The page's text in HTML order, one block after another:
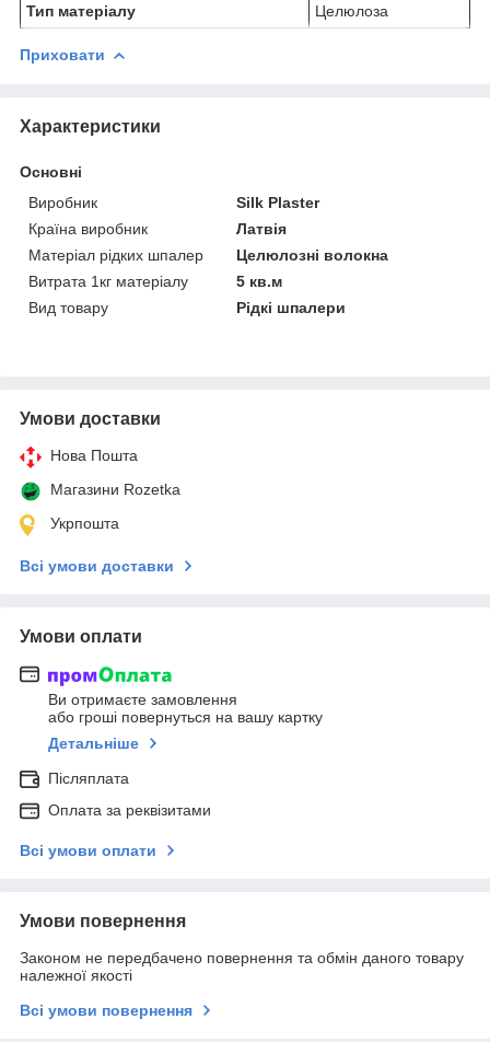
Тип матеріалу
Целюлоза
Приховати
Характеристики
Основні
Виробник
Silk Plaster
Країна виробник
Латвія
Матеріал рідких шпалер
Целюлозні волокна
Витрата 1кг матеріалу
5 кв.м
Вид товару
Рідкі шпалери
Умови доставки
Нова Пошта
Магазини Rozetka
Укрпошта
Всі умови доставки
Умови оплати
Ви отримаєте замовлення
або гроші повернуться на вашу картку
Детальніше
Післяплата
Оплата за реквізитами
Всі умови оплати
Умови повернення
Законом не передбачено повернення та обмін даного товару
належної якості
Всі умови повернення